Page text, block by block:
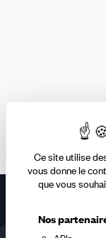
Ce site utilise
vous donne le
que vous
Nos